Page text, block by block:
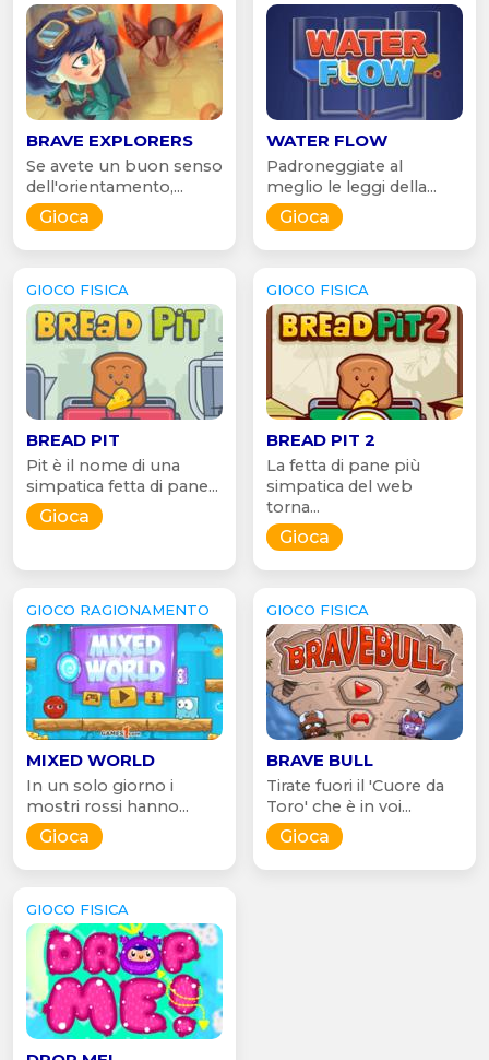
BRAVE EXPLORERS
Se avete un buon senso
dell'orientamento,...
Gioca
WATER FLOW
Padroneggiate al
meglio le leggi della...
Gioca
GIOCO FISICA
BREAD PIT
Pit è il nome di una
simpatica fetta di pane...
Gioca
GIOCO FISICA
BREAD PIT 2
La fetta di pane più
simpatica del web
torna...
Gioca
GIOCO RAGIONAMENTO
MIXED WORLD
In un solo giorno i
mostri rossi hanno...
Gioca
GIOCO FISICA
BRAVE BULL
Tirate fuori il 'Cuore da
Toro' che è in voi...
Gioca
GIOCO FISICA